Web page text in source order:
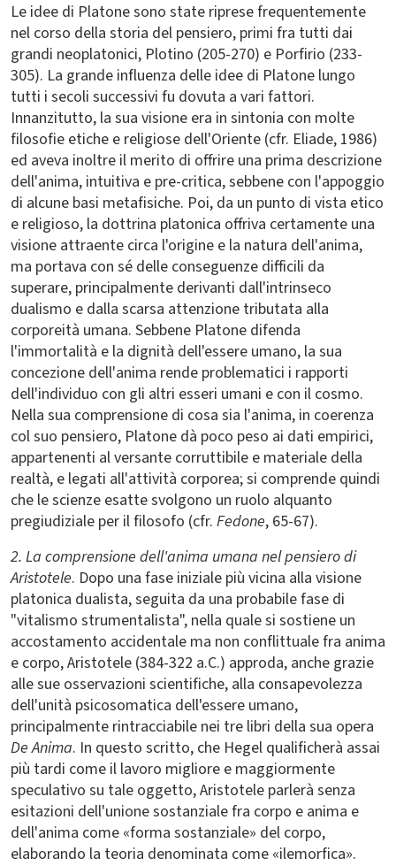
Le idee di Platone sono state riprese frequentemente
nel corso della storia del pensiero, primi fra tutti dai
grandi neoplatonici, Plotino (205-270) e Porfirio (233-
305). La grande influenza delle idee di Platone lungo
tutti i secoli successivi fu dovuta a vari fattori.
Innanzitutto, la sua visione era in sintonia con molte
filosofie etiche e religiose dell'Oriente (cfr. Eliade, 1986)
ed aveva inoltre il merito di offrire una prima descrizione
dell'anima, intuitiva e pre-critica, sebbene con l'appoggio
di alcune basi metafisiche. Poi, da un punto di vista etico
e religioso, la dottrina platonica offriva certamente una
visione attraente circa l'origine e la natura dell'anima,
ma portava con sé delle conseguenze difficili da
superare, principalmente derivanti dall'intrinseco
dualismo e dalla scarsa attenzione tributata alla
corporeità umana. Sebbene Platone difenda
l'immortalità e la dignità dell'essere umano, la sua
concezione dell'anima rende problematici i rapporti
dell'individuo con gli altri esseri umani e con il cosmo.
Nella sua comprensione di cosa sia l'anima, in coerenza
col suo pensiero, Platone dà poco peso ai dati empirici,
appartenenti al versante corruttibile e materiale della
realtà, e legati all'attività corporea; si comprende quindi
che le scienze esatte svolgono un ruolo alquanto
pregiudiziale per il filosofo (cfr. Fedone, 65-67).
2. La comprensione dell'anima umana nel pensiero di
Aristotele. Dopo una fase iniziale più vicina alla visione
platonica dualista, seguita da una probabile fase di
"vitalismo strumentalista", nella quale si sostiene un
accostamento accidentale ma non conflittuale fra anima
e corpo, Aristotele (384-322 a.C.) approda, anche grazie
alle sue osservazioni scientifiche, alla consapevolezza
dell'unità psicosomatica dell'essere umano,
principalmente rintracciabile nei tre libri della sua opera
De Anima. In questo scritto, che Hegel qualificherà assai
più tardi come il lavoro migliore e maggiormente
speculativo su tale oggetto, Aristotele parlerà senza
esitazioni dell'unione sostanziale fra corpo e anima e
dell'anima come «forma sostanziale» del corpo,
elaborando la teoria denominata come «ilemorfica».